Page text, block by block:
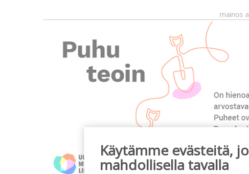
mainos
Käytämme evästeitä,
mahdollisella tavalla